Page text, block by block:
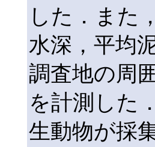
した．また
水深，平均
調査地の周
を計測した
生動物が採